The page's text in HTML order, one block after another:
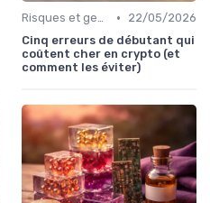
Risques et gestion de portefeuille •
22/05/2026
Cinq erreurs de débutant qui
coûtent cher en crypto (et
comment les éviter)